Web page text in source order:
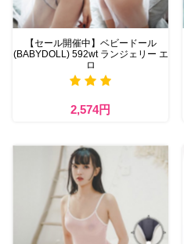
【セール開催中】ベビードール
(BABYDOLL) 592wt ランジェリー エ
ロ
2,574円